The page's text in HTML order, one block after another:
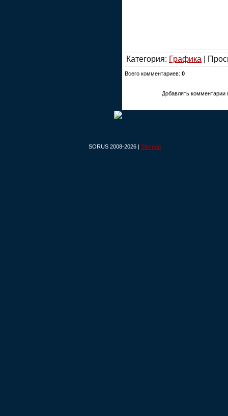
Категория: Графика |
Всего комментариев: 0
Добавлять комментарии
SORUS 2008-2026 | Sitemap